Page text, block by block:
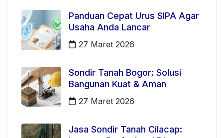
Panduan Cepat Urus SIPA Agar
Usaha Anda Lancar
27 Maret 2026
Sondir Tanah Bogor: Solusi
Bangunan Kuat & Aman
27 Maret 2026
Jasa Sondir Tanah Cilacap: